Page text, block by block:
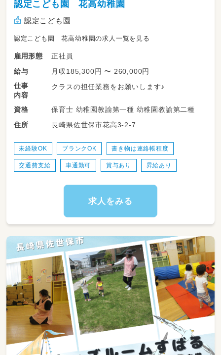
認定こども園 花高幼稚園
認定こども園
認定こども園 花高幼稚園の求人一覧を見る
雇用形態
正社員
給与
月収185,300円 〜 260,000円
仕事
内容
クラスの担任業務をお願いします♪
資格
保育士 幼稚園教諭第一種 幼稚園教諭第二種
住所
長崎県佐世保市花高3-2-7
未経験OK ブランクOK 書き物は連絡帳程度
交通費支給 車通勤可 賞与あり 昇給あり
求人をみる